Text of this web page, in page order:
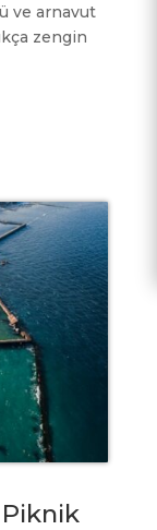
ve arnavut
zengin
Piknik